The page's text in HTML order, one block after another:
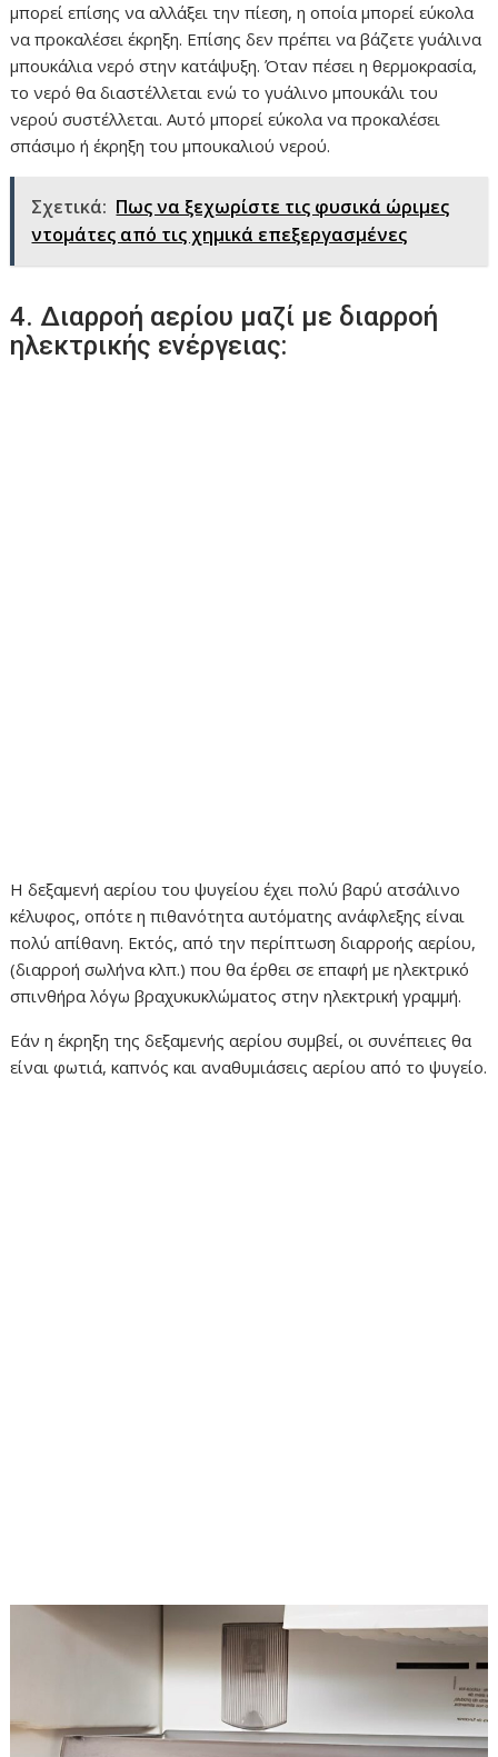
μπορεί επίσης να αλλάξει την πίεση, η οποία μπορεί εύκολα
να προκαλέσει έκρηξη. Επίσης δεν πρέπει να βάζετε γυάλινα
μπουκάλια νερό στην κατάψυξη. Όταν πέσει η θερμοκρασία,
το νερό θα διαστέλλεται ενώ το γυάλινο μπουκάλι του
νερού συστέλλεται. Αυτό μπορεί εύκολα να προκαλέσει
σπάσιμο ή έκρηξη του μπουκαλιού νερού.
Σχετικά: Πως να ξεχωρίστε τις φυσικά ώριμες
ντομάτες από τις χημικά επεξεργασμένες
4. Διαρροή αερίου μαζί με διαρροή
ηλεκτρικής ενέργειας:
Η δεξαμενή αερίου του ψυγείου έχει πολύ βαρύ ατσάλινο
κέλυφος, οπότε η πιθανότητα αυτόματης ανάφλεξης είναι
πολύ απίθανη. Εκτός, από την περίπτωση διαρροής αερίου,
(διαρροή σωλήνα κλπ.) που θα έρθει σε επαφή με ηλεκτρικό
σπινθήρα λόγω βραχυκυκλώματος στην ηλεκτρική γραμμή.
Εάν η έκρηξη της δεξαμενής αερίου συμβεί, οι συνέπειες θα
είναι φωτιά, καπνός και αναθυμιάσεις αερίου από το ψυγείο.